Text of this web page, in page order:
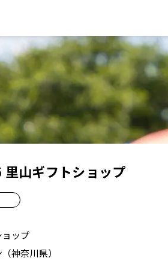
山ギフトショップ
ップ
神奈川県）